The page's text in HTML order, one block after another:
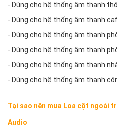
- Dùng cho hệ thống âm thanh
- Dùng cho hệ thống âm thanh
- Dùng cho hệ thống âm thanh
- Dùng cho hệ thống âm thanh
- Dùng cho hệ thống âm thanh
- Dùng cho hệ thống âm thanh
Tại sao nên mua Loa cột ngoài
Audio